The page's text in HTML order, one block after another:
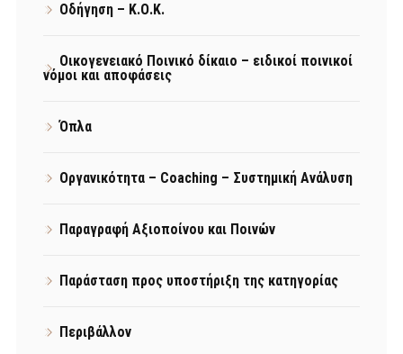
Οδήγηση – Κ.Ο.Κ.
Οικογενειακό Ποινικό δίκαιο – ειδικοί ποινικοί
νόμοι και αποφάσεις
Όπλα
Οργανικότητα – Coaching – Συστημική Ανάλυση
Παραγραφή Αξιοποίνου και Ποινών
Παράσταση προς υποστήριξη της κατηγορίας
Περιβάλλον